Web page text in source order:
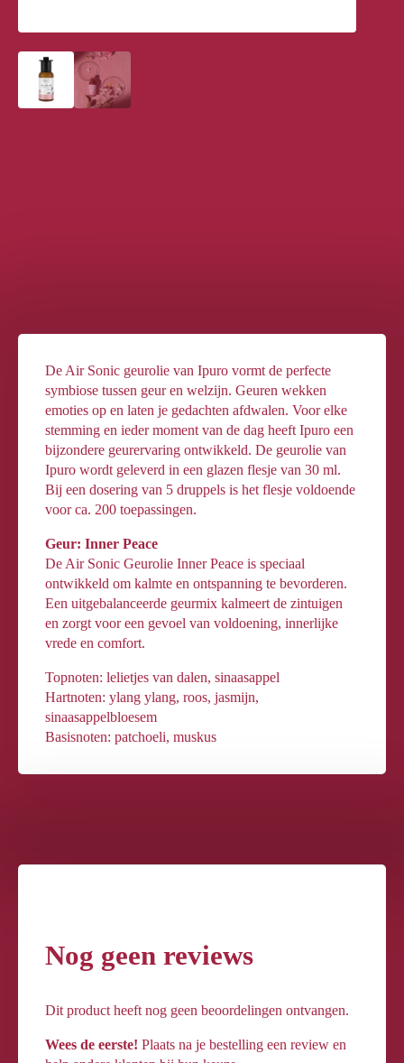
De Air Sonic geurolie van Ipuro vormt de perfecte
symbiose tussen geur en welzijn. Geuren wekken
emoties op en laten je gedachten afdwalen. Voor elke
stemming en ieder moment van de dag heeft Ipuro een
bijzondere geurervaring ontwikkeld. De geurolie van
Ipuro wordt geleverd in een glazen flesje van 30 ml.
Bij een dosering van 5 druppels is het flesje voldoende
voor ca. 200 toepassingen.
Geur: Inner Peace
De Air Sonic Geurolie Inner Peace is speciaal
ontwikkeld om kalmte en ontspanning te bevorderen.
Een uitgebalanceerde geurmix kalmeert de zintuigen
en zorgt voor een gevoel van voldoening, innerlijke
vrede en comfort.
Topnoten: lelietjes van dalen, sinaasappel
Hartnoten: ylang ylang, roos, jasmijn,
sinaasappelbloesem
Basisnoten: patchoeli, muskus
Nog geen reviews
Dit product heeft nog geen beoordelingen ontvangen.
Wees de eerste! Plaats na je bestelling een review en